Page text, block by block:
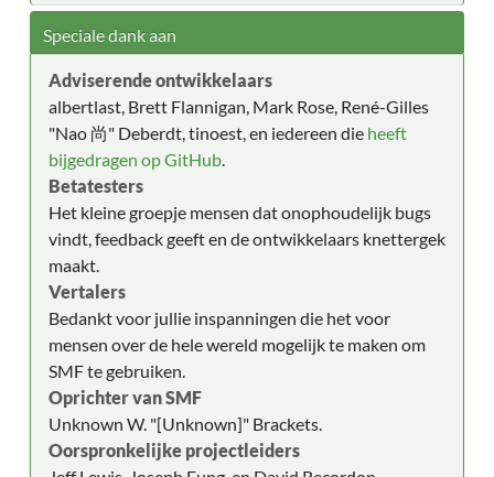
Speciale dank aan
Adviserende ontwikkelaars
albertlast, Brett Flannigan, Mark Rose, René-Gilles
"Nao 尚" Deberdt, tinoest, en iedereen die heeft
bijgedragen op GitHub.
Betatesters
Het kleine groepje mensen dat onophoudelijk bugs
vindt, feedback geeft en de ontwikkelaars knettergek
maakt.
Vertalers
Bedankt voor jullie inspanningen die het voor
mensen over de hele wereld mogelijk te maken om
SMF te gebruiken.
Oprichter van SMF
Unknown W. "[Unknown]" Brackets.
Oorspronkelijke projectleiders